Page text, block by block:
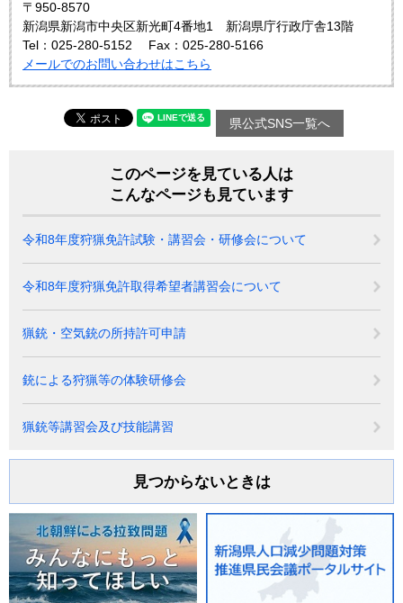
〒950-8570
新潟県新潟市中央区新光町4番地1 新潟県庁行政庁舎13階
Tel：025-280-5152
Fax：025-280-5166
メールでのお問い合わせはこちら
県公式SNS一覧へ
このページを見ている人は
こんなページも見ています
令和8年度狩猟免許試験・講習会・研修会について
令和8年度狩猟免許取得希望者講習会について
猟銃・空気銃の所持許可申請
銃による狩猟等の体験研修会
猟銃等講習会及び技能講習
見つからないときは